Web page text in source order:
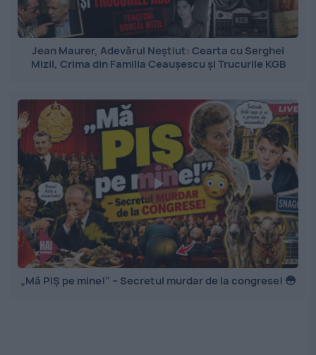
Jean Maurer, Adevărul Neștiut: Cearta cu Serghei
Mizil, Crima din Familia Ceaușescu și Trucurile KGB
„Mă PIȘ pe mine!” – Secretul murdar de la congrese! 😳